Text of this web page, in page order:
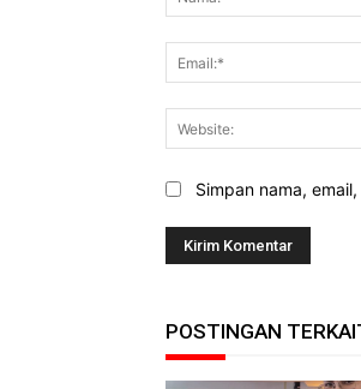
Simpan nama,
POSTINGAN